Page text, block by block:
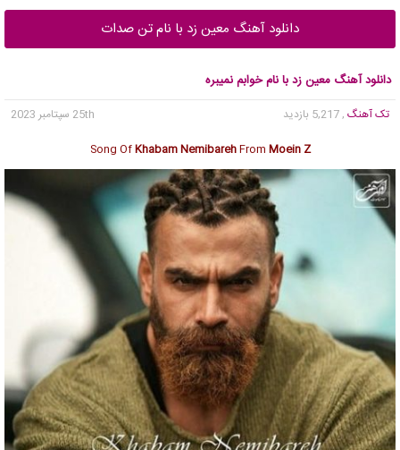
دانلود آهنگ معین زد با نام تن صدات
دانلود آهنگ معین زد با نام خوابم نمیبره
تک آهنگ , 5,217 بازدید
25th سپتامبر 2023
Song OfKhabam NemibarehFrom Moein Z